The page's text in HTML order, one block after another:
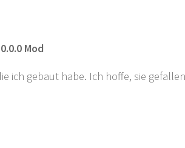
Mod
ich gebaut habe. Ich hoffe, sie